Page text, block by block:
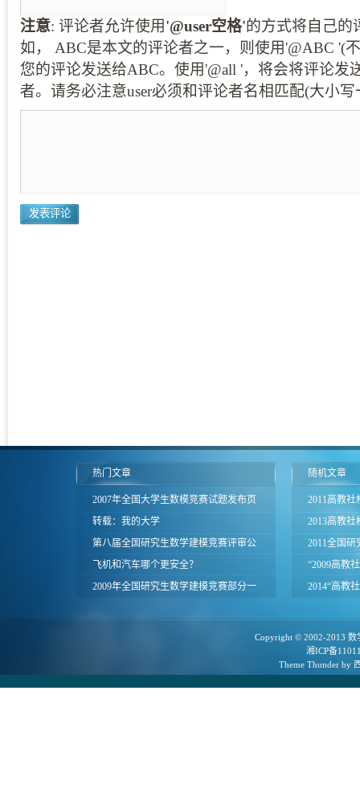
注意: 评论者允许使用'@user空格'的方式将自己的
如， ABC是本文的评论者之一，则使用'@ABC '(
您的评论发送给ABC。使用'@all '，将会将评论发
者。请务必注意user必须和评论者名相匹配(大小写
热门文章
2007年全国大学生数模竞赛试题发布页
面
转载：我的大学
第八届全国研究生数学建模竞赛评审公
告
飞机和汽车哪个更安全？
2009年全国研究生数学建模竞赛部分一
随机文章
2011高教
题目
2013高教
征题通知暨
2011全国
“2009高教
赛”报名通知
2014“高教
Copyright © 2002-2013 数
湘ICP备
Theme Thunderby